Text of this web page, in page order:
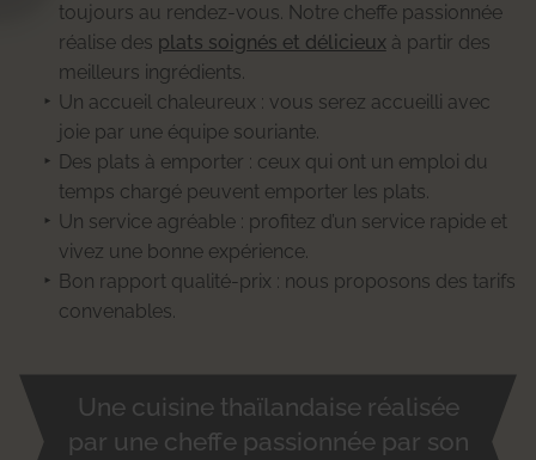
toujours au rendez-vous. Notre cheffe passionnée
réalise des plats soignés et délicieuxà partir des
meilleurs ingrédients.
Un accueil chaleureux : vous serez accueilli avec
joie par une équipe souriante.
Des plats à emporter : ceux qui ont un emploi du
temps chargé peuvent emporter les plats.
Un service agréable : profitez d’un service rapide et
vivez une bonne expérience.
Bon rapport qualité-prix : nous proposons des tarifs
convenables.
Une cuisine thaïlandaise réalisée
par une cheffe passionnée par son